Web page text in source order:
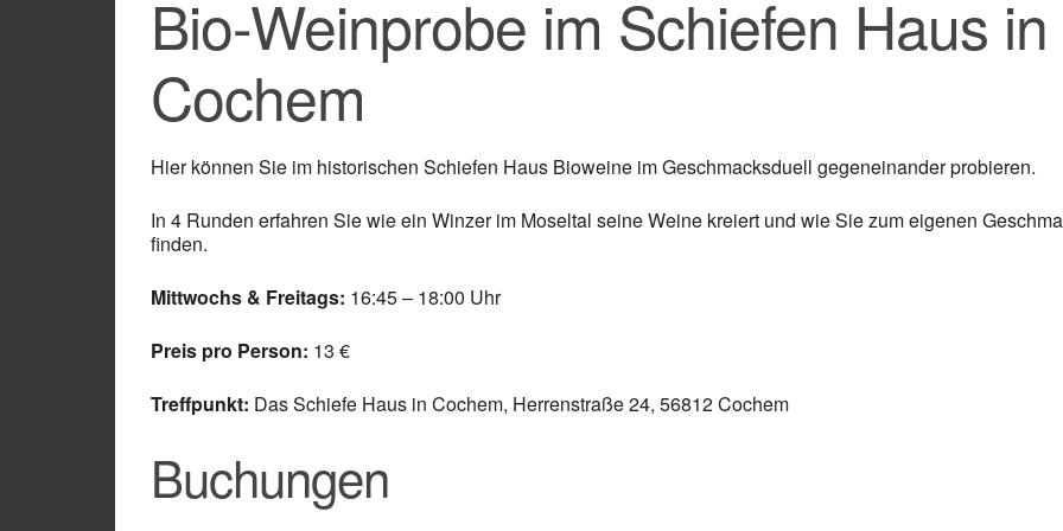
Bio-Weinprobe im Schiefen Haus in
Cochem
Hier können Sie im historischen Schiefen Haus Bioweine im Geschmacksduell gegeneinander probieren.
In 4 Runden erfahren Sie wie ein Winzer im Moseltal seine Weine kreiert und wie Sie zum eigenen
finden.
Mittwochs & Freitags: 16:45 – 18:00 Uhr
Preis pro Person: 13 €
Treffpunkt: Das Schiefe Haus in Cochem, Herrenstraße 24, 56812 Cochem
Buchungen